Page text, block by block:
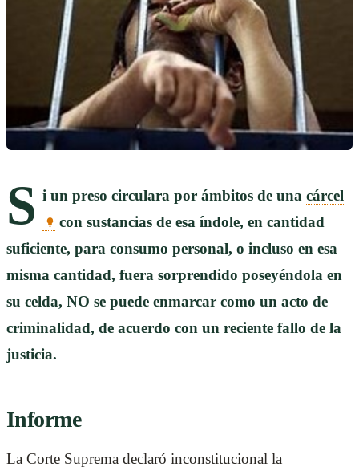
S i un preso circulara por ámbitos de una cárcel
con sustancias de esa índole, en cantidad
suficiente, para consumo personal, o incluso en esa
misma cantidad, fuera sorprendido poseyéndola en
su celda, NO se puede enmarcar como un acto de
criminalidad, de acuerdo con un reciente fallo de la
justicia.
Informe
La Corte Suprema declaró inconstitucional la